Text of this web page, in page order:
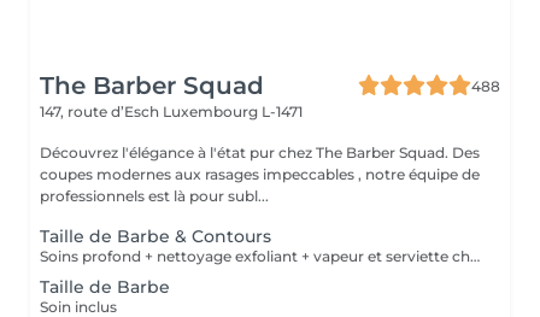
The Barber Squad
488
147, route d’Esch Luxembourg L-1471
Découvrez l'élégance à l'état pur chez The Barber Squad. Des
coupes modernes aux rasages impeccables , notre équipe de
professionnels est là pour subl...
Taille de Barbe & Contours
Soins profond + nettoyage exfoliant + vapeur et serviette chaude/froide
Taille de Barbe
Soin inclus